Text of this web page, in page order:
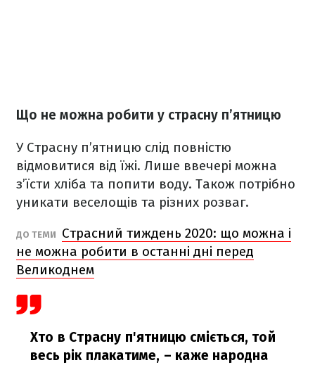
Що не можна робити у страсну п’ятницю
У Страсну п’ятницю слід повністю
відмовитися від їжі. Лише ввечері можна
з’їсти хліба та попити воду. Також потрібно
уникати веселощів та різних розваг.
ДО ТЕМИ
Страсний тиждень 2020: що можна і
не можна робити в останні дні перед
Великоднем
Хто в Страсну п'ятницю сміється, той
весь рік плакатиме, – каже народна